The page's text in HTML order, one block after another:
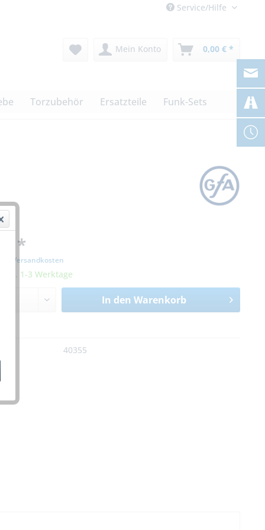
Service/Hilfe
Mein Konto 0,00 € *
Torzubehör Ersatzteile Funk-Sets
€ *
zzgl. Versandkosten
ca. 1-3 Werktage
In den Warenkorb
40355